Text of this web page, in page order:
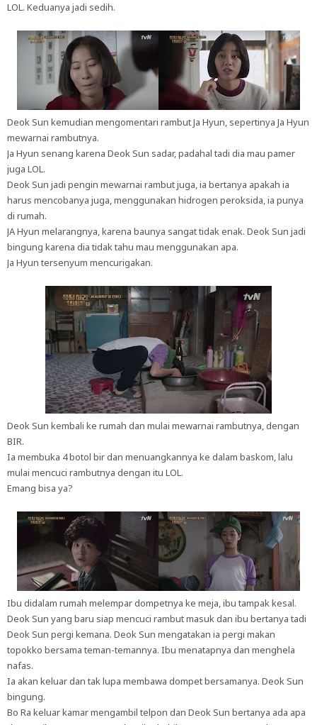
LOL. Keduanya jadi sedih.
Deok Sun kemudian mengomentari rambut Ja Hyun, sepertinya Ja Hyun
mewarnai rambutnya.
Ja Hyun senang karena Deok Sun sadar, padahal tadi dia mau pamer
juga LOL.
Deok Sun jadi pengin mewarnai rambut juga, ia bertanya apakah ia
harus mencobanya juga, menggunakan hidrogen peroksida, ia punya
di rumah.
JA Hyun melarangnya, karena baunya sangat tidak enak. Deok Sun jadi
bingung karena dia tidak tahu mau menggunakan apa.
Ja Hyun tersenyum mencurigakan.
Deok Sun kembali ke rumah dan mulai mewarnai rambutnya, dengan
BIR.
Ia membuka 4 botol bir dan menuangkannya ke dalam baskom, lalu
mulai mencuci rambutnya dengan itu LOL.
Emang bisa ya?
Ibu didalam rumah melempar dompetnya ke meja, ibu tampak kesal.
Deok Sun yang baru siap mencuci rambut masuk dan ibu bertanya tadi
Deok Sun pergi kemana. Deok Sun mengatakan ia pergi makan
topokko bersama teman-temannya. Ibu menatapnya dan menghela
nafas.
Ia akan keluar dan tak lupa membawa dompet bersamanya. Deok Sun
bingung.
Bo Ra keluar kamar mengambil telpon dan Deok Sun bertanya ada apa